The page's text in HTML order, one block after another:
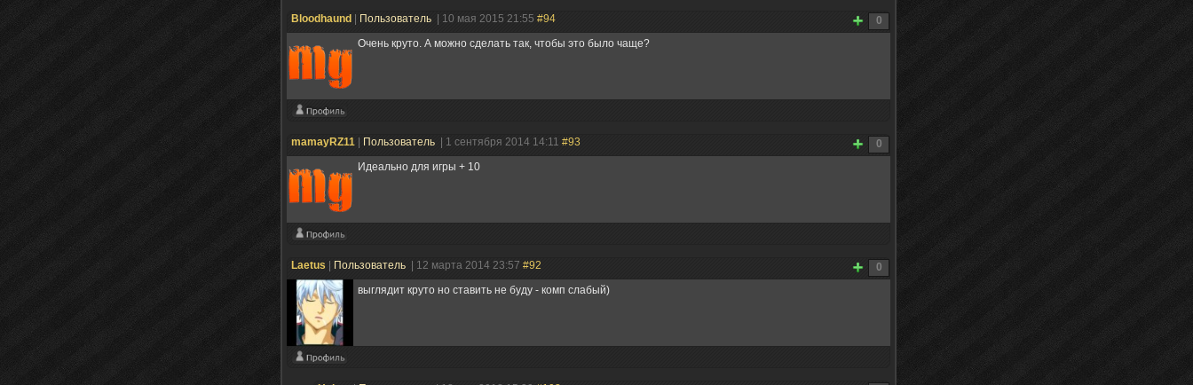
0
Bloodhaund Пользователь | 10 мая 2015 21:55 #94
Очень круто. А можно сделать так, чтобы это было чаще?
0
mamayRZ11 Пользователь | 1 сентября 2014 14:11 #93
Идеально для игры + 10
0
Laetus Пользователь | 12 марта 2014 23:57 #92
выглядит круто но ставить не буду - комп слабый)